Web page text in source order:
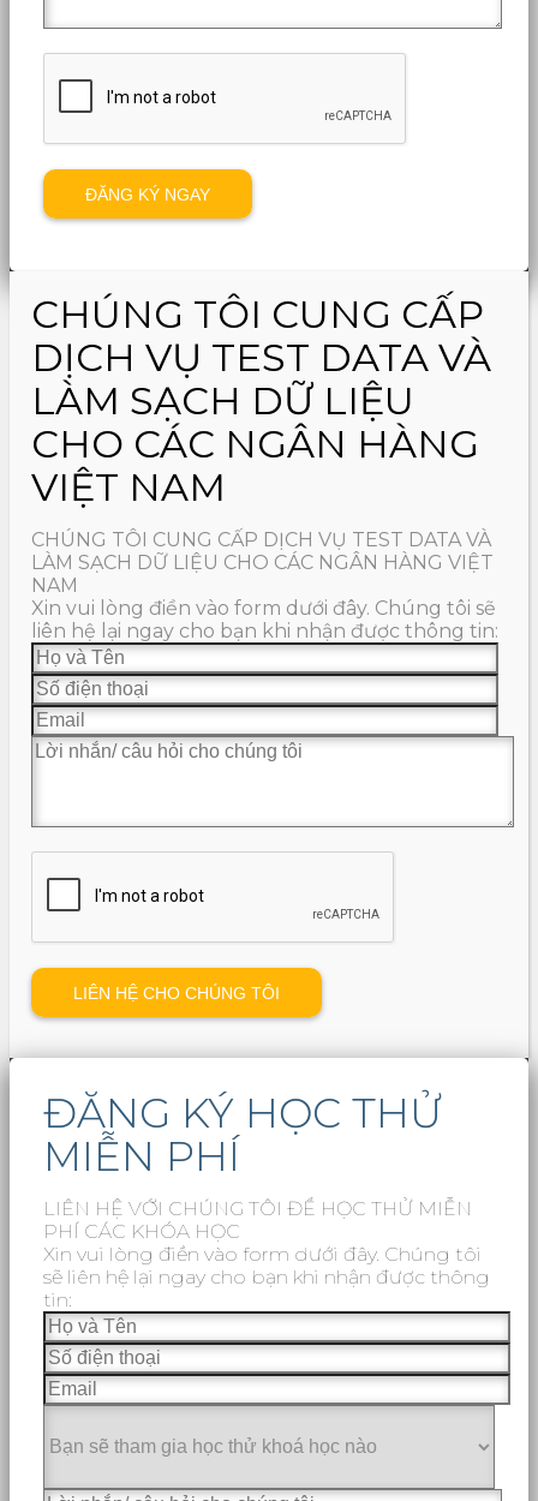
CHÚNG TÔI CUNG CẤP
DỊCH VỤ TEST DATA VÀ
LÀM SẠCH DỮ LIỆU
CHO CÁC NGÂN HÀNG
VIỆT NAM
CHÚNG TÔI CUNG CẤP DỊCH VỤ TEST DATA VÀ
LÀM SẠCH DỮ LIỆU CHO CÁC NGÂN HÀNG VIỆT
NAM
Xin vui lòng điền vào form dưới đây. Chúng tôi sẽ
liên hệ lại ngay cho bạn khi nhận được thông tin:
ĐĂNG KÝ HỌC THỬ
MIỄN PHÍ
LIÊN HỆ VỚI CHÚNG TÔI ĐỂ HỌC THỬ MIỄN
PHÍ CÁC KHÓA HỌC
Xin vui lòng điền vào form dưới đây. Chúng tôi
sẽ liên hệ lại ngay cho bạn khi nhận được thông
tin: